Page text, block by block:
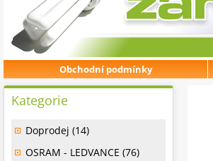
Obchodní podmínky
Kategorie
Doprodej (14)
OSRAM - LEDVANCE (76)